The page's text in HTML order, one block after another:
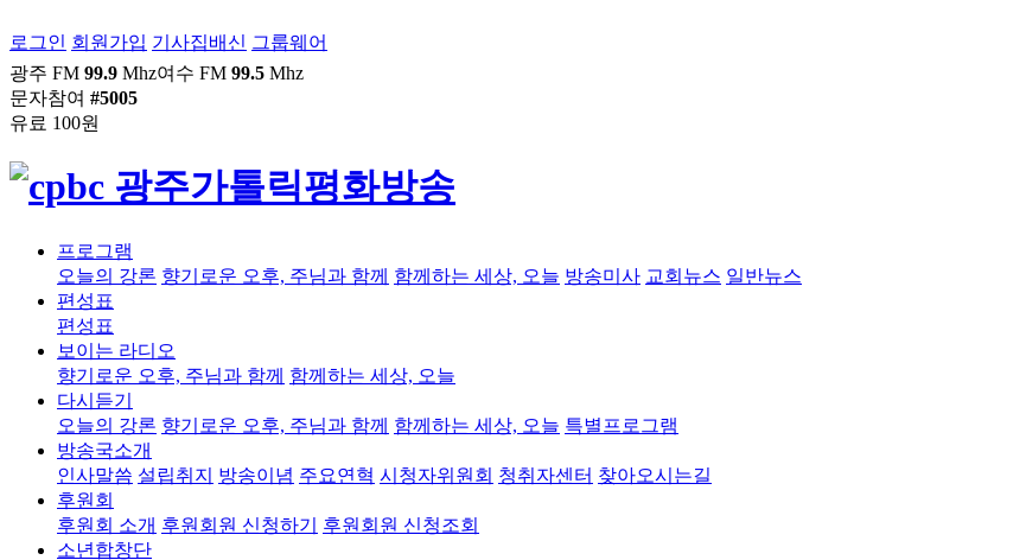
로그인 회원가입 기사집배신 그룹웨어
광주 FM 99.9 Mhz여수 FM 99.5 Mhz
문자참여 #5005
유료 100원
프로그램
오늘의 강론 향기로운 오후, 주님과 함께 함께하는 세상, 오늘 방송미사 교회뉴스 일반뉴스
편성표
편성표
보이는 라디오
향기로운 오후, 주님과 함께 함께하는 세상, 오늘
다시듣기
오늘의 강론 향기로운 오후, 주님과 함께 함께하는 세상, 오늘 특별프로그램
방송국소개
인사말씀 설립취지 방송이념 주요연혁 시청자위원회 청취자센터 찾아오시는길
후원회
후원회 소개 후원회원 신청하기
후원회원 신청조회
소년합창단